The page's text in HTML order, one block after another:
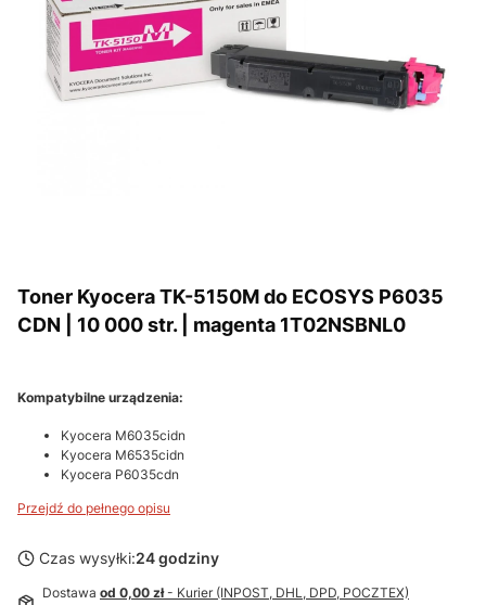
Toner Kyocera TK-5150M do ECOSYS P6035
CDN | 10 000 str. | magenta 1T02NSBNL0
Kompatybilne urządzenia:
Kyocera M6035cidn
Kyocera M6535cidn
Kyocera P6035cdn
Przejdź do pełnego opisu
Czas wysyłki:24 godziny
Dostawa od 0,00 zł- Kurier (INPOST, DHL, DPD, POCZTEX)